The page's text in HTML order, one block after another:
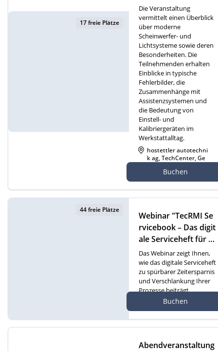
17 freie Plätze
olz
Die Veranstaltung
vermittelt einen Überblick
über moderne
Scheinwerfer- und
Lichtsysteme sowie deren
Besonderheiten. Die
Teilnehmenden erhalten
Einblicke in typische
Fehlerbilder, die
Zusammenhänge mit
Assistenzsystemen und
die Bedeutung von
Einstell- und
Kalibriergeräten im
Werkstattalltag.
hostettler autotechni
k ag, TechCenter, Ge
uttisholzBuchen
44 freie Plätze
Webinar "TecRMI Se
rvicebook – Das digit
ale Serviceheft für m
oderne Werkstatt- u
nd Serviceprozesse"
(D)
Das Webinar zeigt Ihnen,
wie das digitale Serviceheft
zu spürbarer Zeitersparnis
und Verschlankung Ihrer
Prozesse beiträgt.
Online Webinar
Buchen
Abendveranstaltung